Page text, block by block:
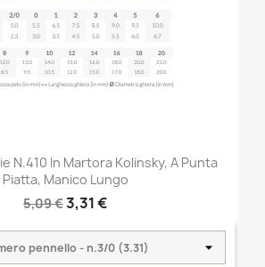
N.410 In Martora Kolinsky, A Punta
Piatta, Manico Lungo
5,09 €3,31 €